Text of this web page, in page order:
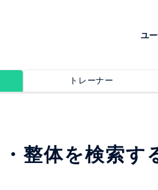
ユ
トレーナー
整体を検索す